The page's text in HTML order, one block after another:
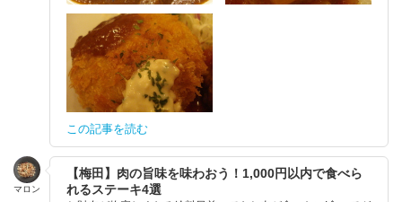
この記事を読む
マロン
【梅田】肉の旨味を味わおう！1,000円以内で食べら
れるステーキ4選